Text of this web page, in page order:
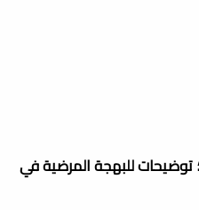
للبهجة المرضية في